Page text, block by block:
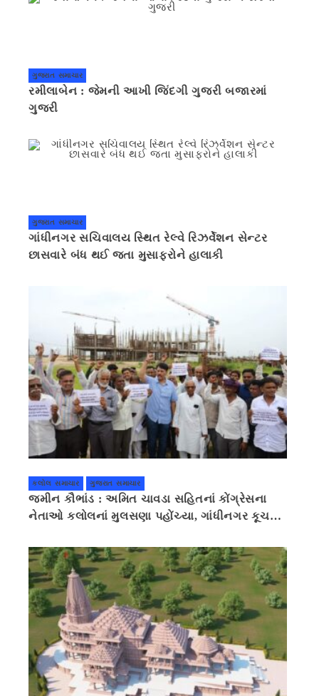
ગુજરાત સમાચાર
રમીલાબેન : જેમની આખી જિંદગી ગુજરી બજારમાં
ગુજરી
ગુજરાત સમાચાર
ગાંધીનગર સચિવાલય સ્થિત રેલ્વે રિઝર્વેશન સેન્ટર
છાસવારે બંધ થઈ જતા મુસાફરોને હાલાકી
કલોલ સમાચાર ગુજરાત સમાચાર
જમીન કૌભાંડ : અમિત ચાવડા સહિતનાં કોંગ્રેસના
નેતાઓ કલોલનાં મુલસણા પહોંચ્યા, ગાંધીનગર કૂચ